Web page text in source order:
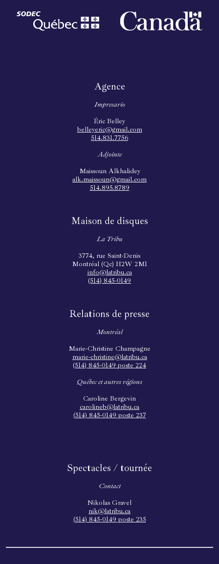
Agence
Impresario
Éric Belley
belleyeric@gmail.com
514.831.7756
Adjointe
Maissoun Alkhalidey
alk.maissoun@gmail.com
514.895.8789
Maison de disques
La Tribu
3774, rue Saint-Denis
Montréal (Qc) H2W 2M1
info@latribu.ca
(514) 845-0149
Relations de presse
Montréal
Marie-Christine Champagne
marie-christine@latribu.ca
(514) 845-0149 poste 224
Québec et autres régions
Caroline Bergevin
carolineb@latribu.ca
(514) 845-0149 poste 237
Spectacles / tournée
Contact
Nikolas Gravel
nik@latribu.ca
(514) 845-0149 poste 235